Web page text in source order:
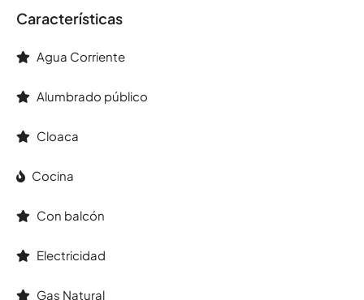
Características
Agua Corriente
Alumbrado público
Cloaca
Cocina
Con balcón
Electricidad
Gas Natural